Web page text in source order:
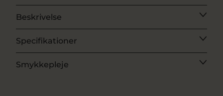
Beskrivelse
Specifikationer
Smykkepleje